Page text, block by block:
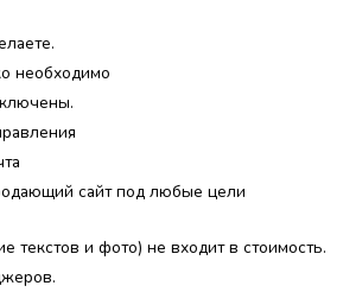
необходимо
сайт под любые цели
текстов и фото) не входит в стоимость.